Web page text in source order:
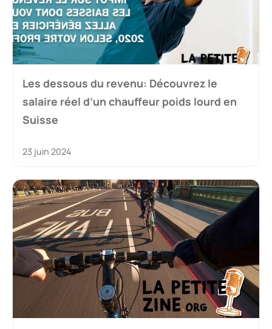
Les dessous du revenu: Découvrez le
salaire réel d’un chauffeur poids lourd en
Suisse
23 juin 2024